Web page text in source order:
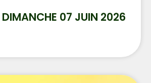
DIMANCHE 07 JUIN 2026